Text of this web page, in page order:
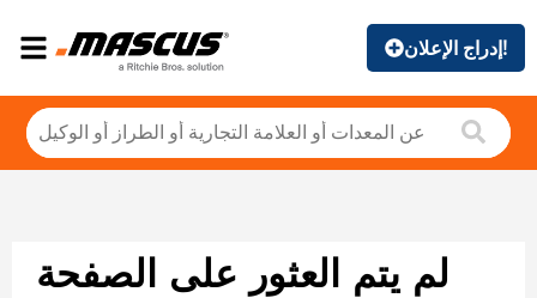
إدراج الإعلان!
لم يتم العثور على الصفحة